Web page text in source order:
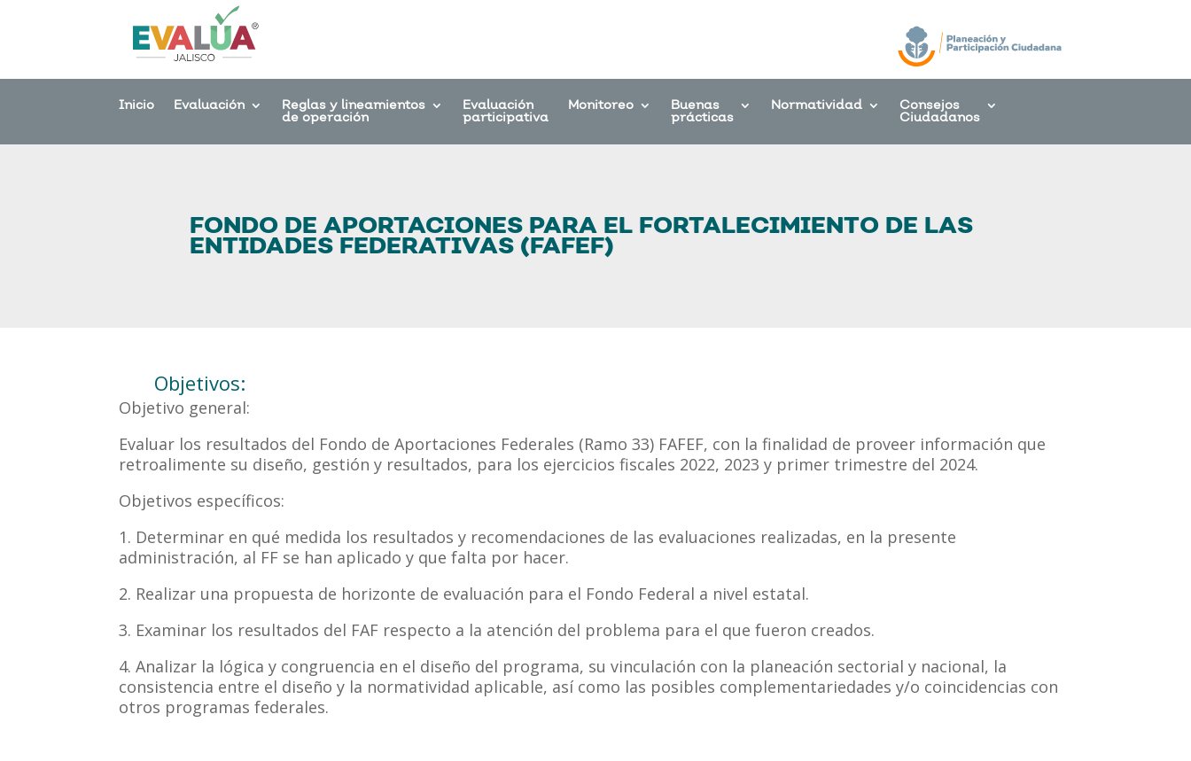
Inicio Evaluación Reglas y lineamientos
de operación
Evaluación
participativa
Monitoreo Buenas
prácticas
Normatividad Consejos
Ciudadanos
FONDO DE APORTACIONES PARA EL FORTALECIMIENTO DE LAS
ENTIDADES FEDERATIVAS (FAFEF)
Objetivos:
Objetivo general:
Evaluar los resultados del Fondo de Aportaciones Federales (Ramo 33) FAFEF, con la finalidad de proveer información que
retroalimente su diseño, gestión y resultados, para los ejercicios fiscales 2022, 2023 y primer trimestre del 2024.
Objetivos específicos:
1. Determinar en qué medida los resultados y recomendaciones de las evaluaciones realizadas, en la presente
administración, al FF se han aplicado y que falta por hacer.
2. Realizar una propuesta de horizonte de evaluación para el Fondo Federal a nivel estatal.
3. Examinar los resultados del FAF respecto a la atención del problema para el que fueron creados.
4. Analizar la lógica y congruencia en el diseño del programa, su vinculación con la planeación sectorial y nacional, la
consistencia entre el diseño y la normatividad aplicable, así como las posibles complementariedades y/o coincidencias con
otros programas federales.